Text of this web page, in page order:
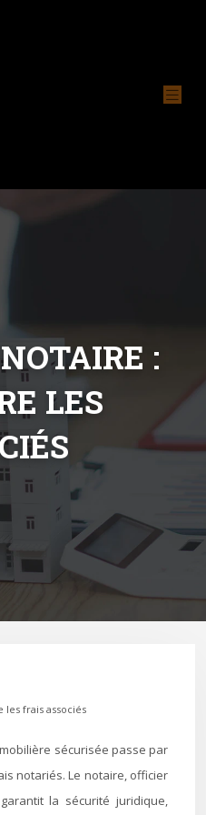
:
LES
frais associés
notariés. Le notaire, officier
la sécurité juridique,